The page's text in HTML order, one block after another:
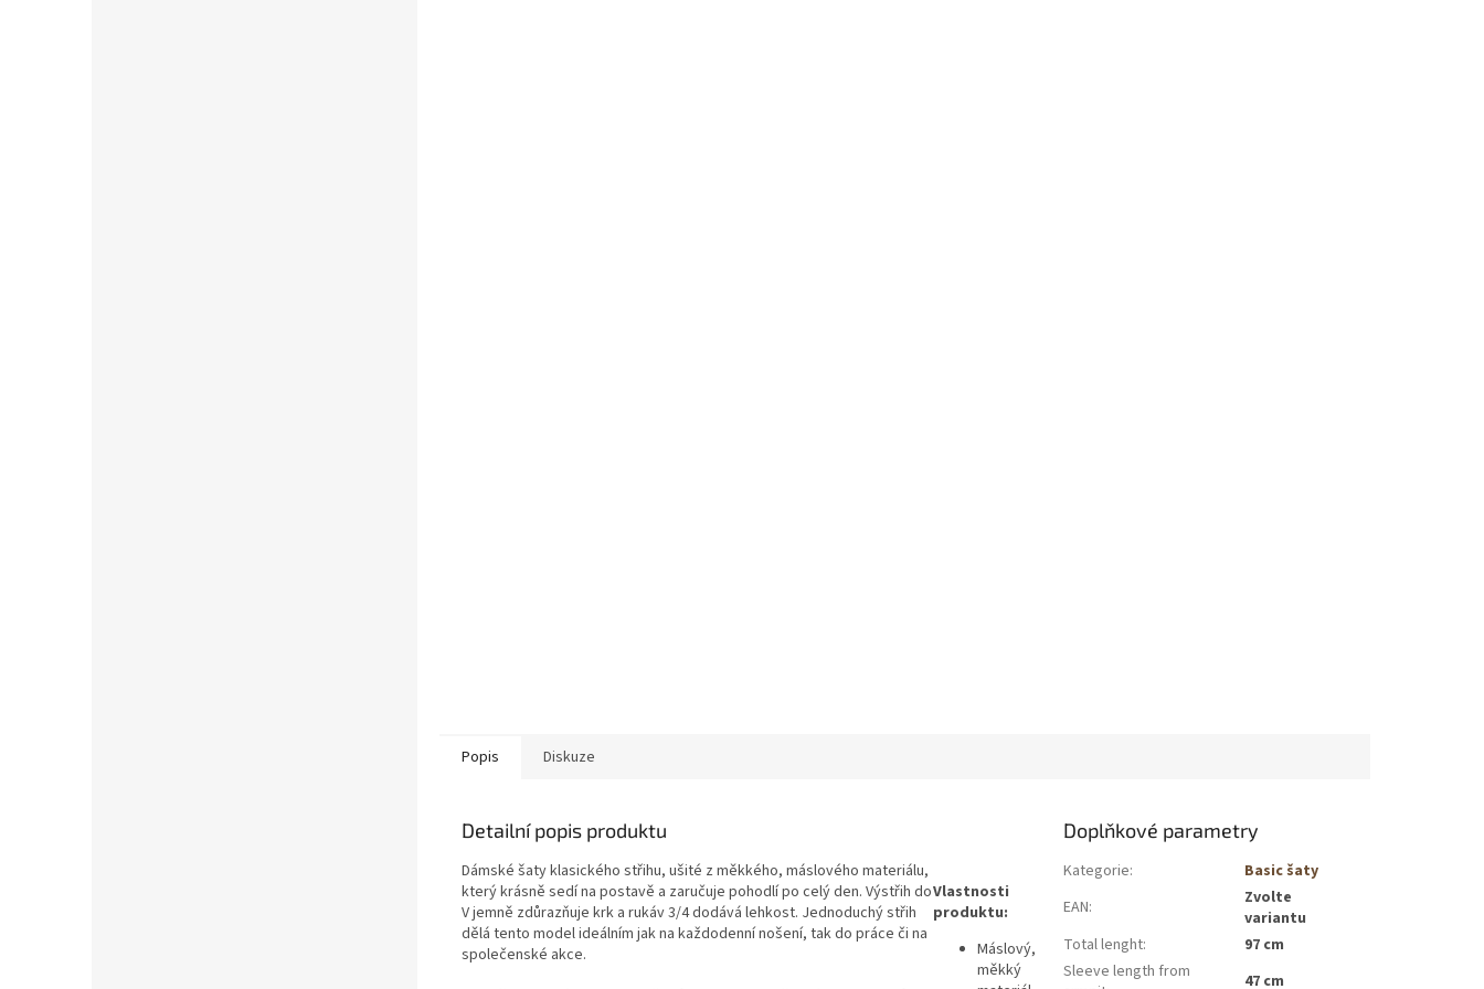
Popis Diskuze
Detailní popis produktu
Dámské šaty klasického střihu, ušité z měkkého, máslového materiálu,
který krásně sedí na postavě a zaručuje pohodlí po celý den. Výstřih do
V jemně zdůrazňuje krk a rukáv 3/4 dodává lehkost. Jednoduchý střih
dělá tento model ideálním jak na každodenní nošení, tak do práce či na
společenské akce.
Vlastnosti
produktu:
Máslový,
měkký
Doplňkové parametry
Kategorie:
Basic šaty
EAN:
Zvolte
variantu
Total lenght:
97 cm
Sleeve length from
47 cm